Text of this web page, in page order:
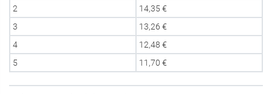
2
14,35 €
3
13,26 €
4
12,48 €
5
11,70 €